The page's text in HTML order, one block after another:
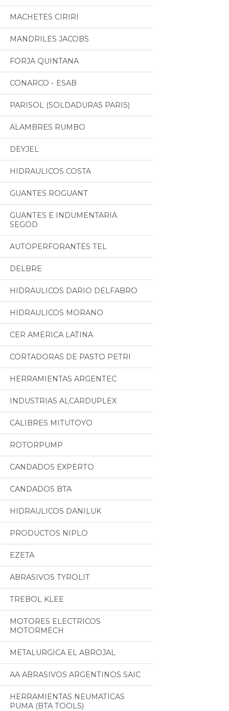
MACHETES CIRIRI
MANDRILES JACOBS
FORJA QUINTANA
CONARCO - ESAB
PARISOL (SOLDADURAS PARIS)
ALAMBRES RUMBO
DEYJEL
HIDRAULICOS COSTA
GUANTES ROGUANT
GUANTES E INDUMENTARIA
SEGOD
AUTOPERFORANTES TEL
DELBRE
HIDRAULICOS DARIO DELFABRO
HIDRAULICOS MORANO
CER AMERICA LATINA
CORTADORAS DE PASTO PETRI
HERRAMIENTAS ARGENTEC
INDUSTRIAS ALCARDUPLEX
CALIBRES MITUTOYO
ROTORPUMP
CANDADOS EXPERTO
CANDADOS BTA
HIDRAULICOS DANILUK
PRODUCTOS NIPLO
EZETA
ABRASIVOS TYROLIT
TREBOL KLEE
MOTORES ELECTRICOS
MOTORMECH
METALURGICA EL ABROJAL
AA ABRASIVOS ARGENTINOS SAIC
HERRAMIENTAS NEUMATICAS
PUMA (BTA TOOLS)